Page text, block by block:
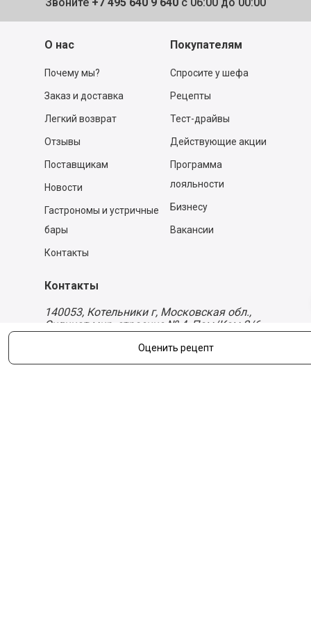
Оценить рецепт
О нас
Почему мы?
Заказ и доставка
Легкий возврат
Отзывы
Поставщикам
Новости
Гастрономы и устричные
бары
Контакты
Покупателям
Спросите у шефа
Рецепты
Тест-драйвы
Действующие акции
Программа
лояльности
Бизнесу
Вакансии
Контакты
140053, Котельники г, Московская обл.,
Силикат мкр, строение № 4, Пом/Ком 2/6